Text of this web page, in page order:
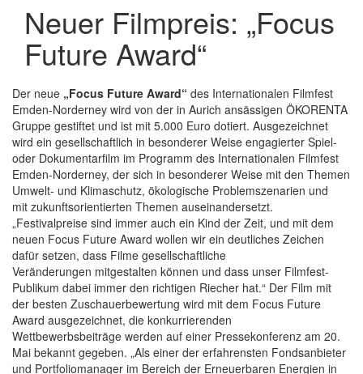
Neuer Filmpreis: „Focus
Future Award“
Der neue „Focus Future Award“ des Internationalen Filmfest
Emden-Norderney wird von der in Aurich ansässigen ÖKORENTA
Gruppe gestiftet und ist mit 5.000 Euro dotiert. Ausgezeichnet
wird ein gesellschaftlich in besonderer Weise engagierter Spiel-
oder Dokumentarfilm im Programm des Internationalen Filmfest
Emden-Norderney, der sich in besonderer Weise mit den Themen
Umwelt- und Klimaschutz, ökologische Problemszenarien und
mit zukunftsorientierten Themen auseinandersetzt.
„Festivalpreise sind immer auch ein Kind der Zeit, und mit dem
neuen Focus Future Award wollen wir ein deutliches Zeichen
dafür setzen, dass Filme gesellschaftliche
Veränderungen mitgestalten können und dass unser Filmfest-
Publikum dabei immer den richtigen Riecher hat.“ Der Film mit
der besten Zuschauerbewertung wird mit dem Focus Future
Award ausgezeichnet, die konkurrierenden
Wettbewerbsbeiträge werden auf einer Pressekonferenz am 20.
Mai bekannt gegeben. „Als einer der erfahrensten Fondsanbieter
und Portfoliomanager im Bereich der Erneuerbaren Energien in